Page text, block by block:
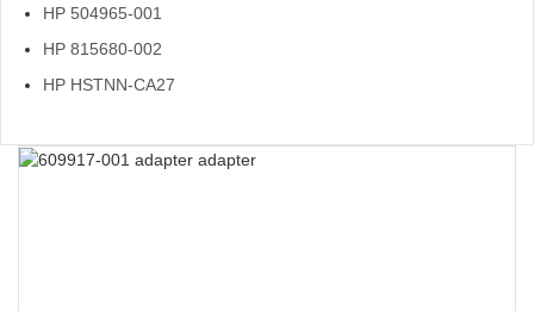
HP 504965-001
HP 815680-002
HP HSTNN-CA27